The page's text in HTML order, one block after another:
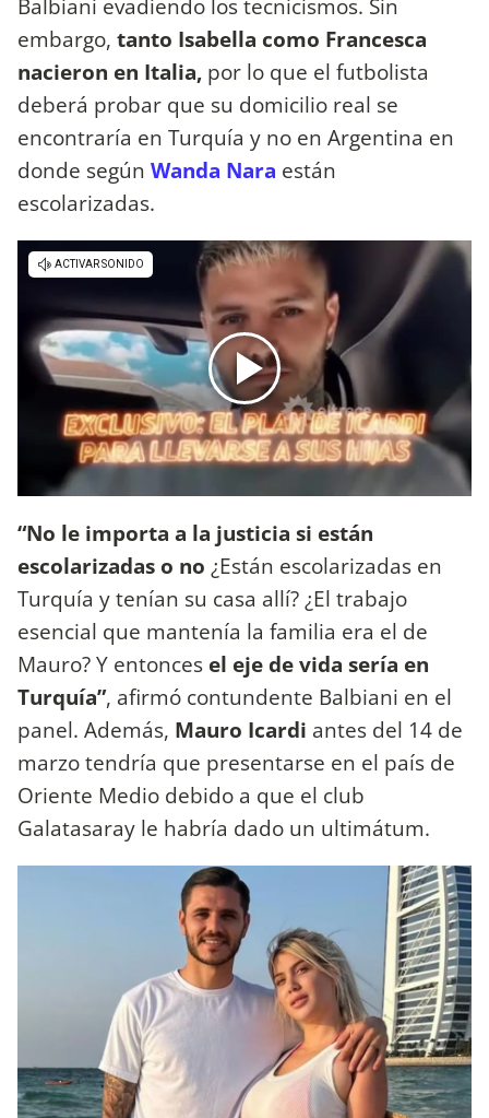
embargo, tanto Isabella como Francesca
nacieron en Italia, por lo que el futbolista
deberá probar que su domicilio real se
encontraría en Turquía y no en Argentina en
donde según Wanda Nara están
escolarizadas.
“No le importa a la justicia si están
escolarizadas o no ¿Están escolarizadas en
Turquía y tenían su casa allí? ¿El trabajo
esencial que mantenía la familia era el de
Mauro? Y entonces el eje de vida sería en
Turquía”, afirmó contundente Balbiani en el
panel. Además, Mauro Icardi antes del 14 de
marzo tendría que presentarse en el país de
Oriente Medio debido a que el club
Galatasaray le habría dado un ultimátum.